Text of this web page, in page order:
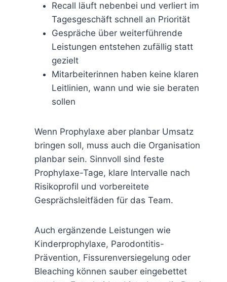
Recall läuft nebenbei und verliert im
Tagesgeschäft schnell an Priorität
Gespräche über weiterführende
Leistungen entstehen zufällig statt
gezielt
Mitarbeiterinnen haben keine klaren
Leitlinien, wann und wie sie beraten
sollen
Wenn Prophylaxe aber planbar Umsatz
bringen soll, muss auch die Organisation
planbar sein. Sinnvoll sind feste
Prophylaxe-Tage, klare Intervalle nach
Risikoprofil und vorbereitete
Gesprächsleitfäden für das Team.
Auch ergänzende Leistungen wie
Kinderprophylaxe, Parodontitis-
Prävention, Fissurenversiegelung oder
Bleaching können sauber eingebettet